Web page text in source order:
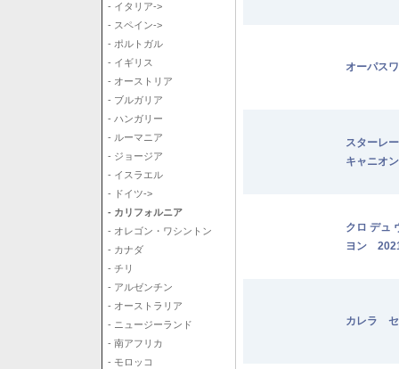
- イタリア->
- スペイン->
- ポルトガル
- イギリス
- オーストリア
- ブルガリア
- ハンガリー
- ルーマニア
- ジョージア
- イスラエル
- ドイツ->
- カリフォルニア
- オレゴン・ワシントン
- カナダ
- チリ
- アルゼンチン
- オーストラリア
- ニュージーランド
- 南アフリカ
- モロッコ
オーパス
スターレ
キャニオ
クロ デュ
ヨン
カレラ